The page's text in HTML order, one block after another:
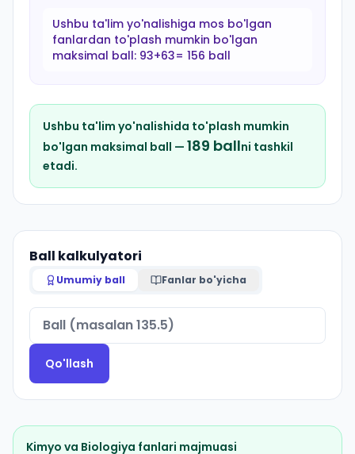
Ushbu ta'lim yo'nalishiga mos bo'lgan
fanlardan to'plash mumkin bo'lgan
maksimal ball: 93+63= 156 ball
Ushbu ta'lim yo'nalishida to'plash mumkin
bo'lgan maksimal ball — 189 ballni tashkil
etadi.
Ball kalkulyatori
Umumiy ball Fanlar bo'yicha
Qo'llash
Kimyo va Biologiya fanlari majmuasi